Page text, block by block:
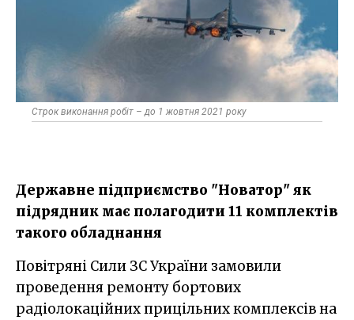
Строк виконання робіт – до 1 жовтня 2021 року
Державне підприємство "Новатор" як
підрядник має полагодити 11 комплектів
такого обладнання
Повітряні Сили ЗС України замовили
проведення ремонту бортових
радіолокаційних прицільних комплексів на